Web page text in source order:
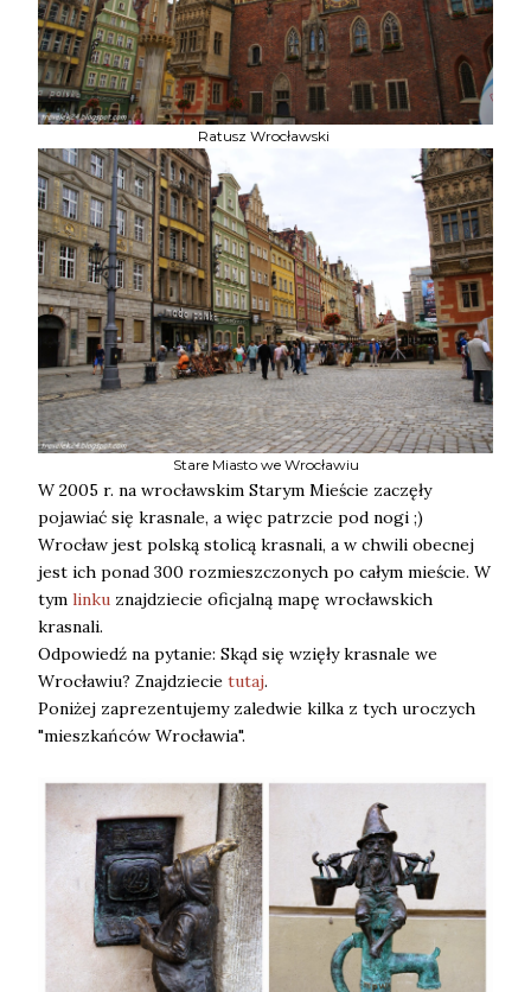
Ratusz Wrocławski
Stare Miasto we Wrocławiu
W 2005 r. na wrocławskim Starym Mieście zaczęły
pojawiać się krasnale, a więc patrzcie pod nogi ;)
Wrocław jest polską stolicą krasnali, a w chwili obecnej
jest ich ponad 300 rozmieszczonych po całym mieście. W
tym linku znajdziecie oficjalną mapę wrocławskich
krasnali.
Odpowiedź na pytanie: Skąd się wzięły krasnale we
Wrocławiu? Znajdziecie tutaj.
Poniżej zaprezentujemy zaledwie kilka z tych uroczych
"mieszkańców Wrocławia".